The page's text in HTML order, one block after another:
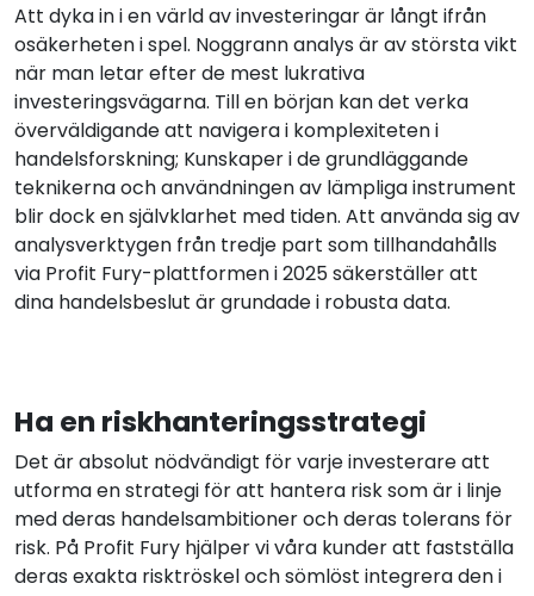
Att dyka in i en värld av investeringar är långt ifrån
osäkerheten i spel. Noggrann analys är av största vikt
när man letar efter de mest lukrativa
investeringsvägarna. Till en början kan det verka
överväldigande att navigera i komplexiteten i
handelsforskning; Kunskaper i de grundläggande
teknikerna och användningen av lämpliga instrument
blir dock en självklarhet med tiden. Att använda sig av
analysverktygen från tredje part som tillhandahålls
via Profit Fury-plattformen i 2025 säkerställer att
dina handelsbeslut är grundade i robusta data.
Ha en riskhanteringsstrategi
Det är absolut nödvändigt för varje investerare att
utforma en strategi för att hantera risk som är i linje
med deras handelsambitioner och deras tolerans för
risk. På Profit Fury hjälper vi våra kunder att fastställa
deras exakta risktröskel och sömlöst integrera den i